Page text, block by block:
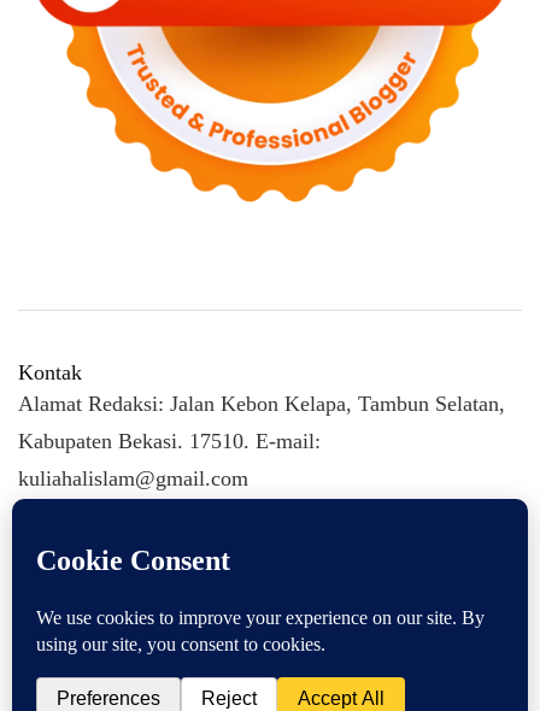
Kontak
Alamat Redaksi: Jalan Kebon Kelapa, Tambun Selatan,
Kabupaten Bekasi. 17510. E-mail:
kuliahalislam@gmail.com
KULIAHALISLAM.COM Copyright (C) 2026